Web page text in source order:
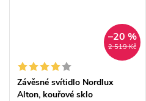
2 519 Kč
–20 %
Závěsné svítidlo Nordlux
Alton, kouřové sklo